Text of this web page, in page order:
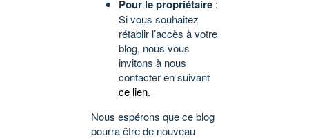
Pour le propriétaire :
Si vous souhaitez
rétablir l’accès à votre
blog, nous vous
invitons à nous
contacter en suivant
ce lien.
Nous espérons que ce blog
pourra être de nouveau